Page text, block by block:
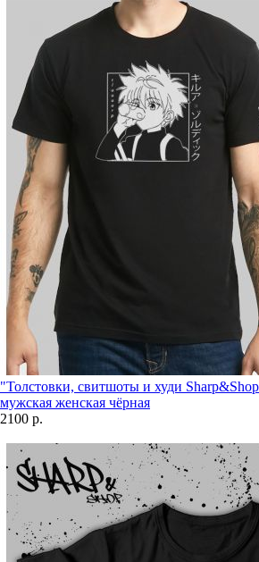
"Толстовки, свитшоты и худи
мужская женская чёрная
2100 р.